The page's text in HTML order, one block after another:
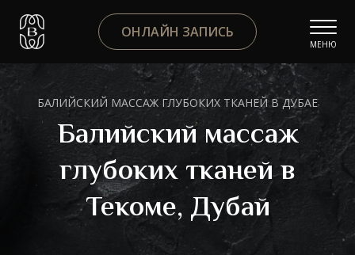
ОНЛАЙН ЗАПИСЬ
МЕНЮ
БАЛИЙСКИЙ МАССАЖ ГЛУБОКИХ ТКАНЕЙ В ДУБАЕ
Балийский массаж
глубоких тканей в
Текоме, Дубай